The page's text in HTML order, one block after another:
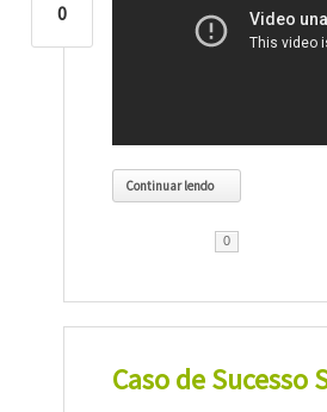
0
Continuar lendo
0
Caso de Sucesso